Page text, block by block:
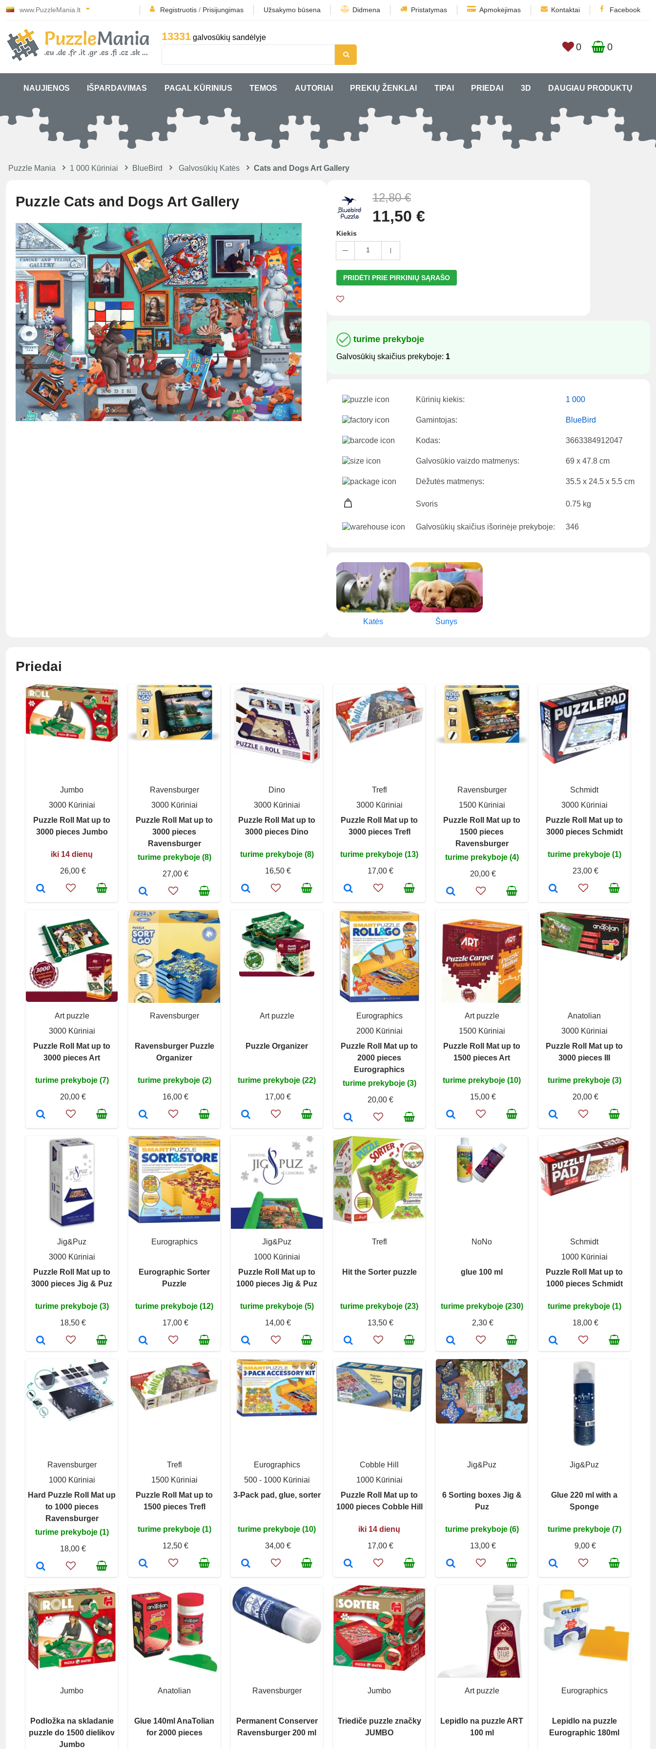
www.PuzzleMania.lt Registruotis / Prisijungimas Užsakymo būsena Didmena Pristatymas Apmokėjimas Kontaktai Facebook
13331 galvosūkių sandėlyje
0 0
NAUJIENOS IŠPARDAVIMAS PAGAL KŪRINIUS TEMOS AUTORIAI PREKIŲ ŽENKLAI TIPAI PRIEDAI 3D DAUGIAU PRODUKTŲ
Puzzle Mania 1 000 Kūriniai BlueBird Galvosūkių Katės Cats and Dogs Art Gallery
Puzzle Cats and Dogs Art Gallery 12,80 €
11,50 €
Kiekis
1
PRIDĖTI PRIE PIRKINIŲ SĄRAŠO
turime prekyboje
Galvosūkių skaičius prekyboje: 1
Kūrinių kiekis: 1 000
Gamintojas: BlueBird
Kodas: 3663384912047
Galvosūkio vaizdo matmenys: 69 x 47.8 cm
Dėžutės matmenys: 35.5 x 24.5 x 5.5 cm
Svoris 0.75 kg
Galvosūkių skaičius išorinėje prekyboje: 346
Katės Šunys
Priedai
Jumbo
3000 Kūriniai
Puzzle Roll Mat up to
3000 pieces Jumbo
iki 14 dienų
26,00 €
Ravensburger
3000 Kūriniai
Puzzle Roll Mat up to
3000 pieces
Ravensburger
turime prekyboje (8)
27,00 €
Dino
3000 Kūriniai
Puzzle Roll Mat up to
3000 pieces Dino
turime prekyboje (8)
16,50 €
Trefl
3000 Kūriniai
Puzzle Roll Mat up to
3000 pieces Trefl
turime prekyboje (13)
17,00 €
Ravensburger
1500 Kūriniai
Puzzle Roll Mat up to
1500 pieces
Ravensburger
turime prekyboje (4)
20,00 €
Schmidt
3000 Kūriniai
Puzzle Roll Mat up to
3000 pieces Schmidt
turime prekyboje (1)
23,00 €
Art puzzle
3000 Kūriniai
Puzzle Roll Mat up to
3000 pieces Art
turime prekyboje (7)
20,00 €
Ravensburger
Ravensburger Puzzle
Organizer
turime prekyboje (2)
16,00 €
Art puzzle
Puzzle Organizer
turime prekyboje (22)
17,00 €
Eurographics
2000 Kūriniai
Puzzle Roll Mat up to
2000 pieces
Eurographics
turime prekyboje (3)
20,00 €
Art puzzle
1500 Kūriniai
Puzzle Roll Mat up to
1500 pieces Art
turime prekyboje (10)
15,00 €
Anatolian
3000 Kūriniai
Puzzle Roll Mat up to
3000 pieces III
turime prekyboje (3)
20,00 €
Jig&Puz
3000 Kūriniai
Puzzle Roll Mat up to
3000 pieces Jig & Puz
turime prekyboje (3)
18,50 €
Eurographics
Eurographic Sorter
Puzzle
turime prekyboje (12)
17,00 €
Jig&Puz
1000 Kūriniai
Puzzle Roll Mat up to
1000 pieces Jig & Puz
turime prekyboje (5)
14,00 €
Trefl
Hit the Sorter puzzle
turime prekyboje (23)
13,50 €
NoNo
glue 100 ml
turime prekyboje (230)
2,30 €
Schmidt
1000 Kūriniai
Puzzle Roll Mat up to
1000 pieces Schmidt
turime prekyboje (1)
18,00 €
Ravensburger
1000 Kūriniai
Hard Puzzle Roll Mat up
to 1000 pieces
Ravensburger
turime prekyboje (1)
18,00 €
Trefl
1500 Kūriniai
Puzzle Roll Mat up to
1500 pieces Trefl
turime prekyboje (1)
12,50 €
Eurographics
500 - 1000 Kūriniai
3-Pack pad, glue, sorter
turime prekyboje (10)
34,00 €
Cobble Hill
1000 Kūriniai
Puzzle Roll Mat up to
1000 pieces Cobble Hill
iki 14 dienų
17,00 €
Jig&Puz
6 Sorting boxes Jig &
Puz
turime prekyboje (6)
13,00 €
Jig&Puz
Glue 220 ml with a
Sponge
turime prekyboje (7)
9,00 €
Jumbo
Podložka na skladanie
puzzle do 1500 dielikov
Jumbo
Anatolian
Glue 140ml AnaTolian
for 2000 pieces
Ravensburger
Permanent Conserver
Ravensburger 200 ml
Jumbo
Triediče puzzle značky
JUMBO
Art puzzle
Lepidlo na puzzle ART
100 ml
Eurographics
Lepidlo na puzzle
Eurographic 180ml